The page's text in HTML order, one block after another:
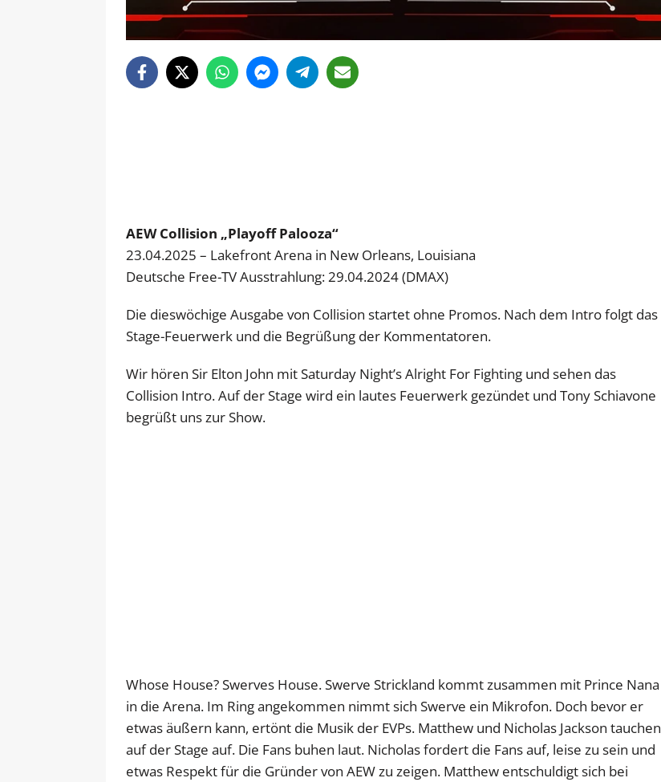
AEW Collision „Playoff Palooza“
23.04.2025 – Lakefront Arena in New Orleans, Louisiana
Deutsche Free-TV Ausstrahlung: 29.04.2024 (DMAX)
Die dieswöchige Ausgabe von Collision startet ohne Promos. Nach dem Intro folgt das
Stage-Feuerwerk und die Begrüßung der Kommentatoren.
Wir hören Sir Elton John mit Saturday Night’s Alright For Fighting und sehen das
Collision Intro. Auf der Stage wird ein lautes Feuerwerk gezündet und Tony Schiavone
begrüßt uns zur Show.
Whose House? Swerves House. Swerve Strickland kommt zusammen mit Prince Nana
in die Arena. Im Ring angekommen nimmt sich Swerve ein Mikrofon. Doch bevor er
etwas äußern kann, ertönt die Musik der EVPs. Matthew und Nicholas Jackson tauchen
auf der Stage auf. Die Fans buhen laut. Nicholas fordert die Fans auf, leise zu sein und
etwas Respekt für die Gründer von AEW zu zeigen. Matthew entschuldigt sich bei